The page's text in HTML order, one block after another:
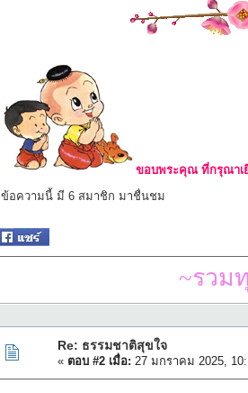
ขอบพระคุณ ที่กรุณาเ
ข้อความนี้ มี 6 สมาชิก มาชื่นชม
~รวม
Re: ธรรมชาติสุขใจ
« ตอบ #2 เมื่อ: 27 มกราคม 2025,